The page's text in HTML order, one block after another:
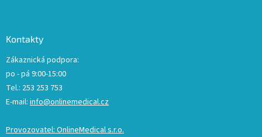
Kontakty
Zákaznická podpora:
po - pá 9:00-15:00
Tel.: 253 253 753
E-mail: info@onlinemedical.cz
Provozovatel: OnlineMedical s.r.o.